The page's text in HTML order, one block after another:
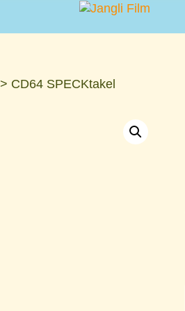
> CD64 SPECKtakel